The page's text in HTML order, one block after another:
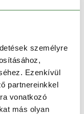
személyre
Ezenkívül
partnereinkkel
vonatkozó
más olyan